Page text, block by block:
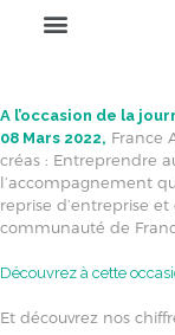
A l’occasion de la
08 Mars 2022, France
créas : Entreprendre
l’accompagnement
reprise d’entreprise
communauté de
Découvrez à cette
Et découvrez nos